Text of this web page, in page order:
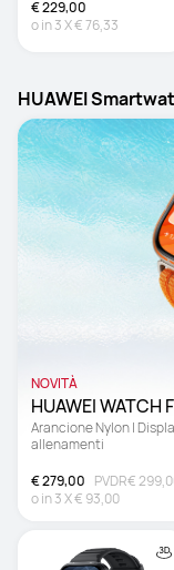
€ 229,00
o in3X€ 76,33
HUAWEI
NOVITÀ
Arancione Nylon |
allenamenti
€ 279,00 PVDR€
o in3X€ 93,00